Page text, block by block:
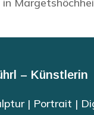
– Künstlerin
| Portrait |